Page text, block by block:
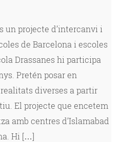
un projecte d’intercanvi i
de Barcelona i escoles
Drassanes hi participa
Pretén posar en
diverses a partir
El projecte que encetem
amb centres d’Islamabad
Hi […]